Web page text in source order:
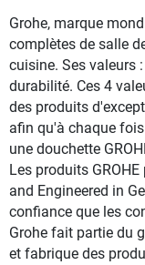
Grohe, marque
complètes de salle
cuisine. Ses valeurs
durabilité. Ces 4
des produits
afin qu'à chaque
une douchette
Les produits
and Engineered in
confiance que les
Grohe fait partie du
et fabrique des